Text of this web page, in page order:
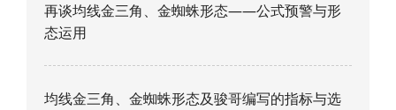
再谈均线金三角、金蜘蛛形态——公式预警与形
态运用
均线金三角、金蜘蛛形态及骏哥编写的指标与选